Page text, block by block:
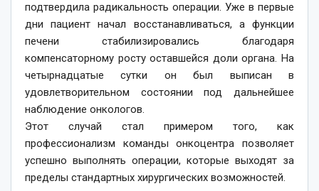
подтвердила радикальность операции. Уже в первые
дни пациент начал восстанавливаться, а функции
печени стабилизировались благодаря
компенсаторному росту оставшейся доли органа. На
четырнадцатые сутки он был выписан в
удовлетворительном состоянии под дальнейшее
наблюдение онкологов.
Этот случай стал примером того, как
профессионализм команды онкоцентра позволяет
успешно выполнять операции, которые выходят за
пределы стандартных хирургических возможностей.